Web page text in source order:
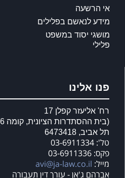
אי הרשעה
מידע לנאשם בפלילים
מושגי יסוד במשפט
פלילי
פנו אלינו
רח' אליעזר קפלן 17
(בית ההסתדרות הציונית, קומה 6)
תל אביב, 6473418
טל': 03-6911334
פקס: 03-6911336
מייל: avi@ja-law.co.il
אברהם ג'אן - עורך דין תעבורה